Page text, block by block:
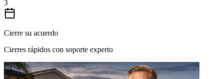
3
Cierre su acuerdo
Cierres rápidos con soporte experto